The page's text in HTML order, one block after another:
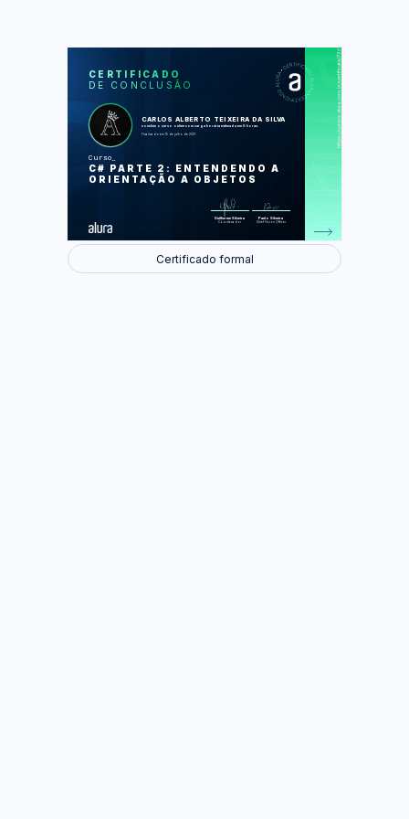
CERTIFICADO
DE CONCLUSÃO
CARLOS ALBERTO TEIXEIRA DA SILVA
concluiu o curso online com carga horária estimada em 8 horas.
Finalizado em 15 de julho de 2021
Curso
C# PARTE 2: ENTENDENDO A
ORIENTAÇÃO A OBJETOS
Guilherme Silveira
Coordenador
Paulo Silveira
Chief Vision Officer
https://cursos.alura.com.br/certificate/73c1b78f-5ae9-4d3e-ad14-5ce1455117b6
LAS
Nossa primeira classe
Tipos
Namespace composição e null
Certificado formal